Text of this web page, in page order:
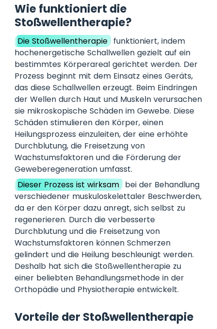
Wie funktioniert die
Stoßwellentherapie?
Die Stoßwellentherapie funktioniert, indem
hochenergetische Schallwellen gezielt auf ein
bestimmtes Körperareal gerichtet werden. Der
Prozess beginnt mit dem Einsatz eines Geräts,
das diese Schallwellen erzeugt. Beim Eindringen
der Wellen durch Haut und Muskeln verursachen
sie mikroskopische Schäden im Gewebe. Diese
Schäden stimulieren den Körper, einen
Heilungsprozess einzuleiten, der eine erhöhte
Durchblutung, die Freisetzung von
Wachstumsfaktoren und die Förderung der
Geweberegeneration umfasst.
Dieser Prozess ist wirksam bei der Behandlung
verschiedener muskuloskelettaler Beschwerden,
da er den Körper dazu anregt, sich selbst zu
regenerieren. Durch die verbesserte
Durchblutung und die Freisetzung von
Wachstumsfaktoren können Schmerzen
gelindert und die Heilung beschleunigt werden.
Deshalb hat sich die Stoßwellentherapie zu
einer beliebten Behandlungsmethode in der
Orthopädie und Physiotherapie entwickelt.
Vorteile der Stoßwellentherapie